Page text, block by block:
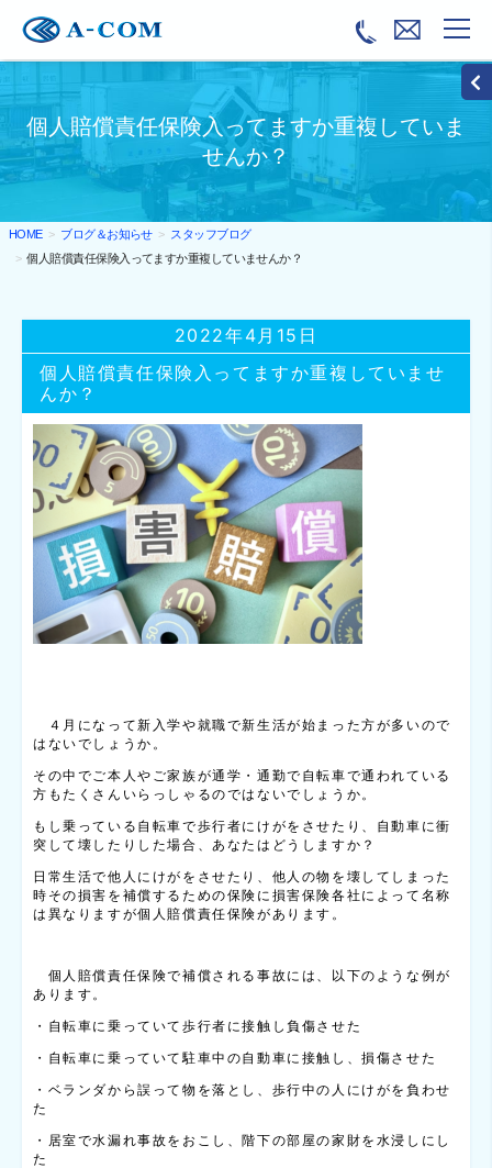
個人賠償責任保険入ってますか重複していま
せんか？
HOME ブログ＆お知らせ
スタッフブログ
個人賠償責任保険入ってますか重複していませんか？
個人賠償責任保険入ってますか重複していませ
んか？
2022年4月15日
４月になって新入学や就職で新生活が始まった方が多いので
はないでしょうか。
その中でご本人やご家族が通学・通勤で自転車で通われている
方もたくさんいらっしゃるのではないでしょうか。
もし乗っている自転車で歩行者にけがをさせたり、自動車に衝
突して壊したりした場合、あなたはどうしますか？
日常生活で他人にけがをさせたり、他人の物を壊してしまった
時その損害を補償するための保険に損害保険各社によって名称
は異なりますが個人賠償責任保険があります。
個人賠償責任保険で補償される事故には、以下のような例が
あります。
・自転車に乗っていて歩行者に接触し負傷させた
・自転車に乗っていて駐車中の自動車に接触し、損傷させた
・ベランダから誤って物を落とし、歩行中の人にけがを負わせ
た
・居室で水漏れ事故をおこし、階下の部屋の家財を水浸しにし
た